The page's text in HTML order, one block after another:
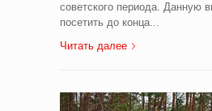
советского периода. Данную
посетить до конца...
Читать далее